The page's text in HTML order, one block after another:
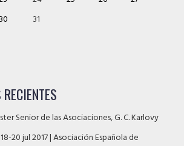
30 31
Senior de las Asociaciones, G. C. Karlovy
20 jul 2017 | Asociación Española de